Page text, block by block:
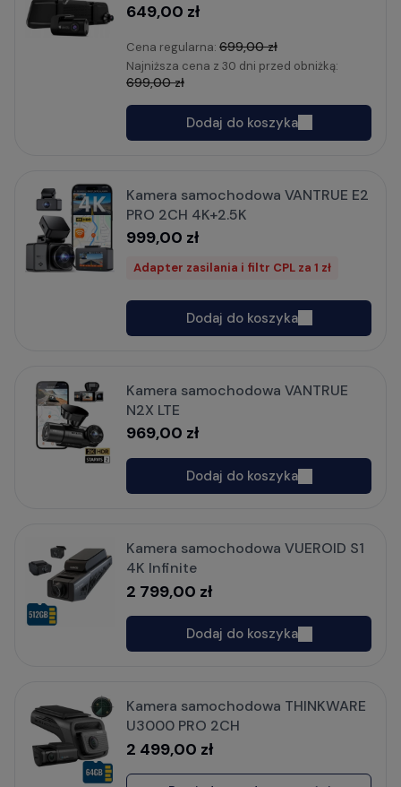
649,00 zł
Cena regularna: 699,00 zł
Najniższa cena z 30 dni przed obniżką:
699,00 zł
Dodaj do koszyka
Kamera samochodowa VANTRUE E2
PRO 2CH 4K+2.5K
999,00 zł
Adapter zasilania i filtr CPL za 1 zł
Dodaj do koszyka
Kamera samochodowa VANTRUE
N2X LTE
969,00 zł
Dodaj do koszyka
Kamera samochodowa VUEROID S1
4K Infinite
2 799,00 zł
Dodaj do koszyka
Kamera samochodowa THINKWARE
U3000 PRO 2CH
2 499,00 zł